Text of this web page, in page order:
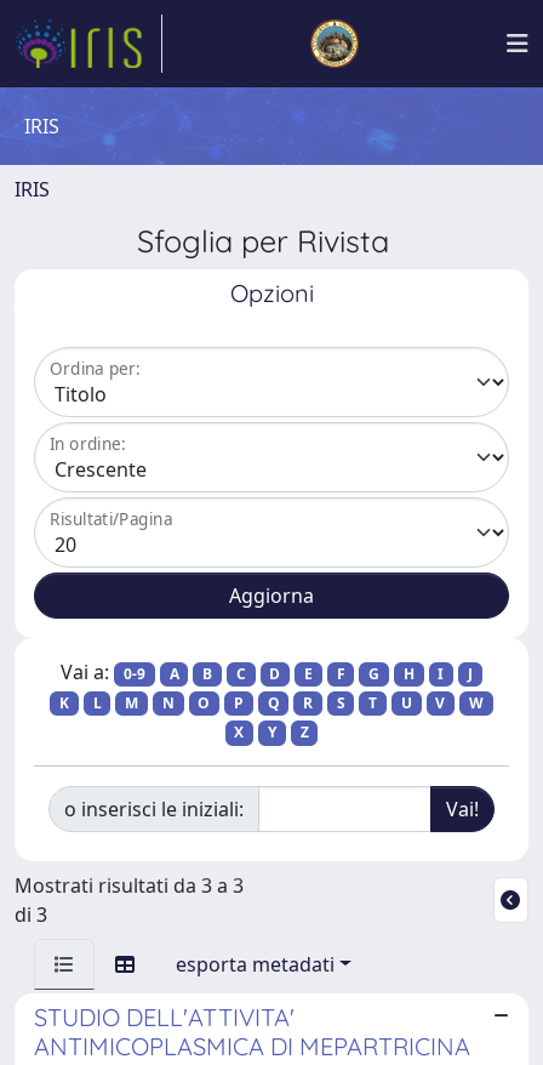
IRIS
IRIS
Sfoglia per Rivista
Opzioni
Ordina per:
In ordine:
Risultati/Pagina
Vai a: 0-9 A B C D E F G H I
J
K
L M N O P Q R S T U V
W
X
Y Z
o inserisci le iniziali:
Mostrati risultati da 3 a 3
di 3
esporta metadati
STUDIO DELL'ATTIVITA'
ANTIMICOPLASMICA DI MEPARTRICINA